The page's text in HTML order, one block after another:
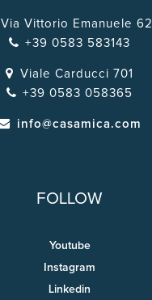
Via Vittorio Emanuele 62
+39 0583 583143
Viale Carducci 701
+39 0583 058365
info@casamica.com
FOLLOW
Youtube
Instagram
Linkedin